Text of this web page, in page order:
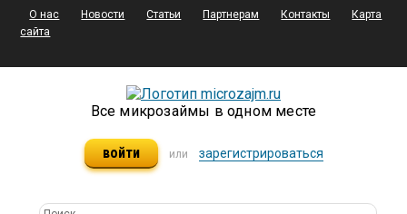
О нас Новости Статьи Партнерам Контакты
Карта
сайта
Все микрозаймы в одном месте
войти или зарегистрироваться